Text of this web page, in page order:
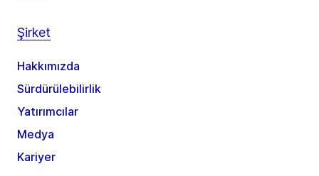
Şirket
Hakkımızda
Sürdürülebilirlik
Yatırımcılar
Medya
Kariyer